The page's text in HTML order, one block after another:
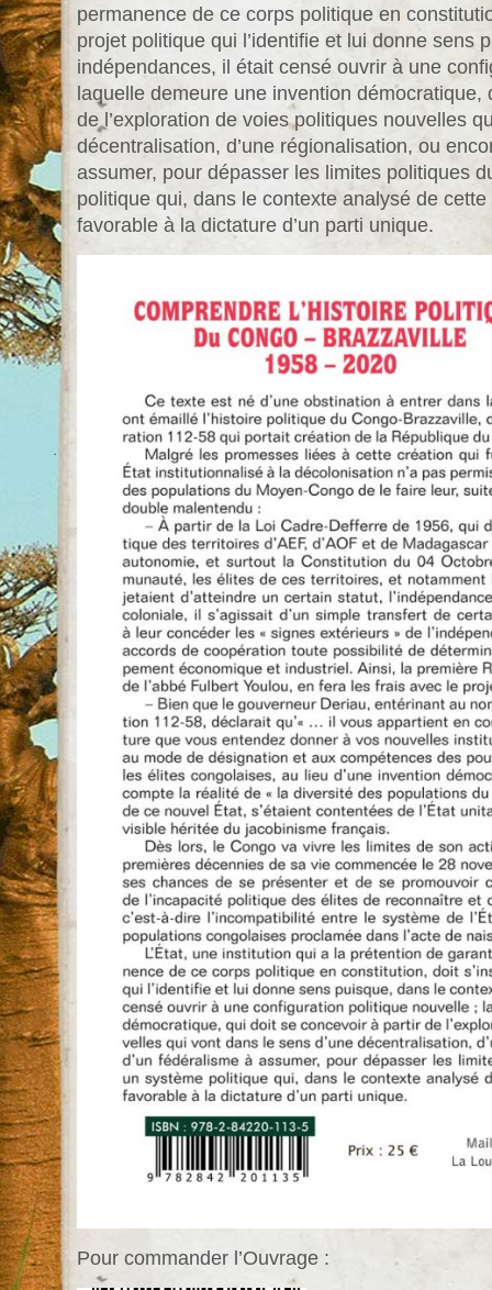
permanence de ce corps politique en
projet politique qui l’identifie et lui donne sens
indépendances, il était censé ouvrir à une
laquelle demeure une invention
de l’exploration de voies politiques nouvelles
décentralisation, d’une régionalisation, ou
assumer, pour dépasser les limites politiques
politique qui, dans le contexte analysé de
favorable à la dictature d’un parti unique.
Pour commander l’Ouvrage :